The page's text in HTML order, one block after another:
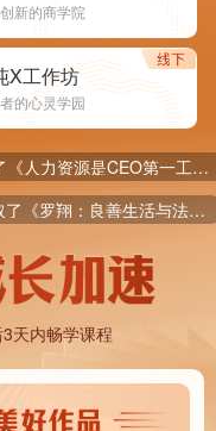
新的商学院
X工作坊
的心灵学园
领取了《人力资源是CEO第一工程》
领取了《罗翔：良善生活与法治》
天内畅学课程